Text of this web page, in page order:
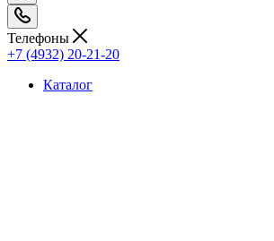
Телефоны
+7 (4932) 20-21-20
Каталог